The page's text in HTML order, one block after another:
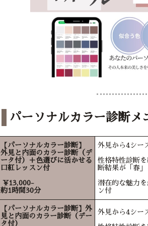
パーソナルカラー診断メ
【パーソナルカラー診断】
外見と内面のカラー診断（デ
ータ付）＋色選びに活かせる
口紅レッスン付
¥13,000-
約1時間30分
外見から4シー
性格特性診断
断結果が「春
潜在的な魅力
ン付
【パーソナルカラー診断】外
見と内面のカラー診断（デー
タ付）
外見から4シー